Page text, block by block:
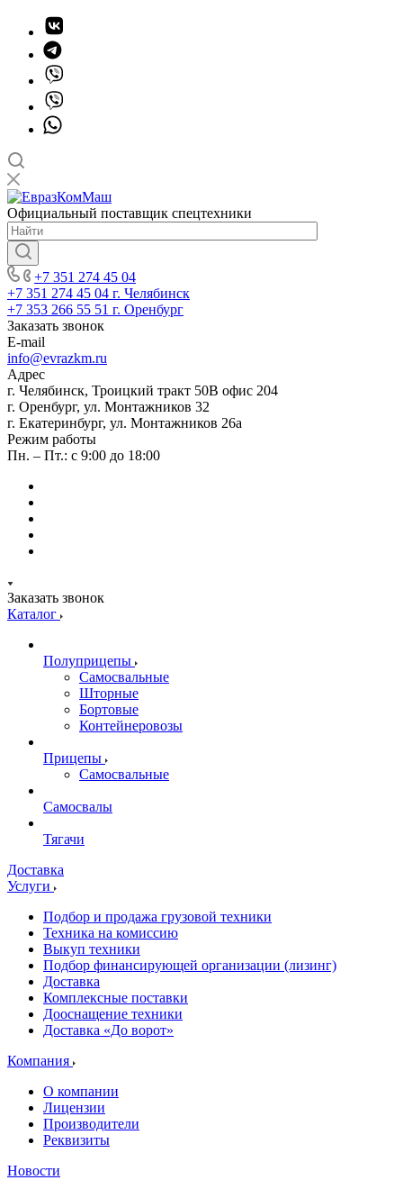
Официальный поставщик спецтехники
+7 351 274 45 04
+7 351 274 45 04 г. Челябинск
+7 353 266 55 51 г. Оренбург
Заказать звонок
E-mail
info@evrazkm.ru
Адрес
г. Челябинск, Троицкий тракт 50В офис 204
г. Оренбург, ул. Монтажников 32
г. Екатеринбург, ул. Монтажников 26а
Режим работы
Пн. – Пт.: с 9:00 до 18:00
Заказать звонок
Каталог
Полуприцепы
Самосвальные
Шторные
Бортовые
Контейнеровозы
Прицепы
Самосвальные
Самосвалы
Тягачи
Доставка
Услуги
Подбор и продажа грузовой техники
Техника на комиссию
Выкуп техники
Подбор финансирующей организации (лизинг)
Доставка
Комплексные поставки
Дооснащение техники
Доставка «До ворот»
Компания
О компании
Лицензии
Производители
Реквизиты
Новости